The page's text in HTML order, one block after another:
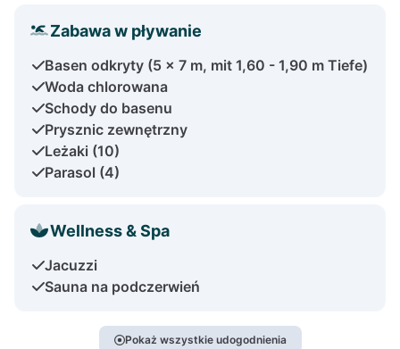
Zabawa w pływanie
Basen odkryty (5 x 7 m, mit 1,60 - 1,90 m Tiefe)
Woda chlorowana
Schody do basenu
Prysznic zewnętrzny
Leżaki (10)
Parasol (4)
Wellness & Spa
Jacuzzi
Sauna na podczerwień
Pokaż wszystkie udogodnienia